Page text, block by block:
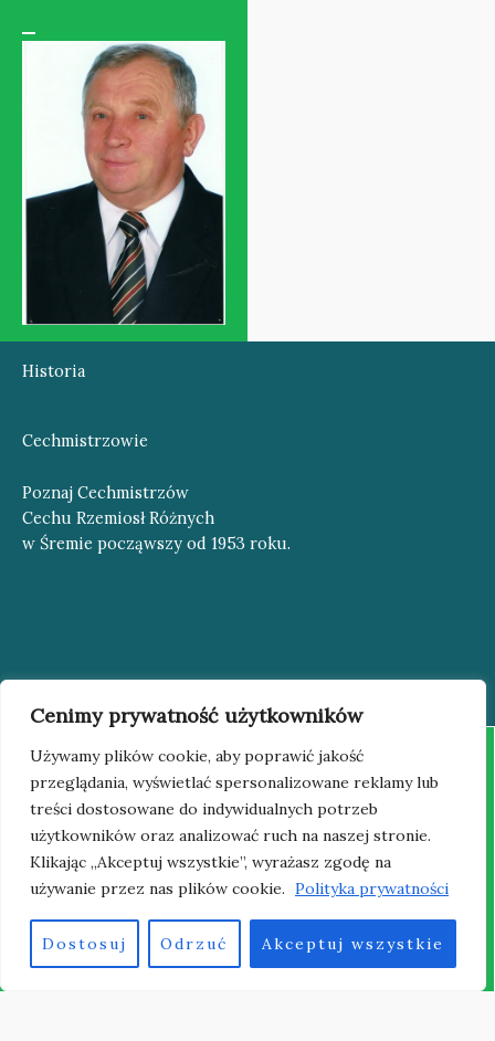
Cenimy prywatność użytkowników
Używamy plików cookie, aby poprawić jakość
przeglądania, wyświetlać spersonalizowane reklamy lub
treści dostosowane do indywidualnych potrzeb
użytkowników oraz analizować ruch na naszej stronie.
Klikając „Akceptuj wszystkie”, wyrażasz zgodę na
używanie przez nas plików cookie. Polityka prywatności
Dostosuj Odrzuć Akceptuj wszystkie
Historia
Cechmistrzowie
Poznaj Cechmistrzów
Cechu Rzemiosł Różnych
w Śremie począwszy od 1953 roku.
1991 – 2007
Antoni Odzimek
1981 – 1991
Marian Śniedziewski